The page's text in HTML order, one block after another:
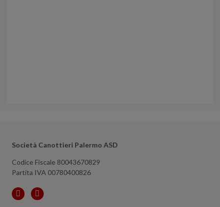
Società Canottieri Palermo ASD
Codice Fiscale 80043670829
Partita IVA 00780400826